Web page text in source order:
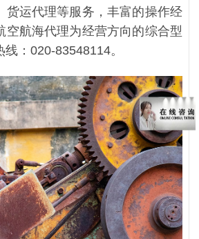
货运代理等服务，丰富的操作经
空航海代理为经营方向的综合型
：020-83548114。